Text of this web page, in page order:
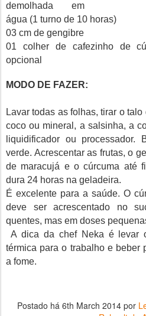
demolhada em
água (1 turno de 10 horas)
03 cm de gengibre
01 colher de cafezinho de
opcional
MODO DE FAZER:
Lavar todas as folhas, tirar o
coco ou mineral, a salsinha, a
liquidificador ou processador.
verde. Acrescentar as frutas, o
de maracujá e o cúrcuma até
dura 24 horas na geladeira.
É excelente para a saúde. O
deve ser acrescentado no
quentes, mas em doses
A dica da chef Neka é levar
térmica para o trabalho e beber
a fome.
Postado há 6th March 2014 por